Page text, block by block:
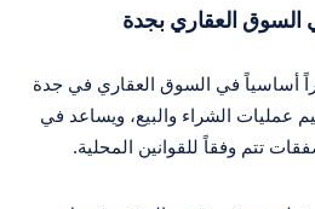
السوق العقاري بجدة
أساسياً في السوق العقاري في جدة
عمليات الشراء والبيع، ويساعد في
تتم وفقاً للقوانين المحلية.